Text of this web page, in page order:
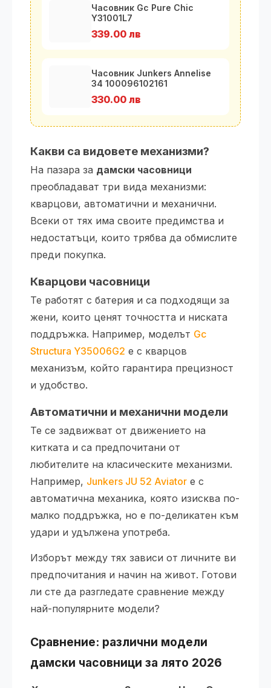
Часовник Gc Pure Chic
Y31001L7
339.00 лв
Часовник Junkers Annelise
34 100096102161
330.00 лв
Какви са видовете механизми?
На пазара за дамски часовници
преобладават три вида механизми:
кварцови, автоматични и механични.
Всеки от тях има своите предимства и
недостатъци, които трябва да обмислите
преди покупка.
Кварцови часовници
Те работят с батерия и са подходящи за
жени, които ценят точността и ниската
поддръжка. Например, моделът Gc
Structura Y35006G2 е с кварцов
механизъм, който гарантира прецизност
и удобство.
Автоматични и механични модели
Те се задвижват от движението на
китката и са предпочитани от
любителите на класическите механизми.
Например, Junkers JU 52 Aviator е с
автоматична механика, която изисква по-
малко поддръжка, но е по-деликатен към
удари и удължена употреба.
Изборът между тях зависи от личните ви
предпочитания и начин на живот. Готови
ли сте да разгледате сравнение между
най-популярните модели?
Сравнение: различни модели
дамски часовници за лято 2026